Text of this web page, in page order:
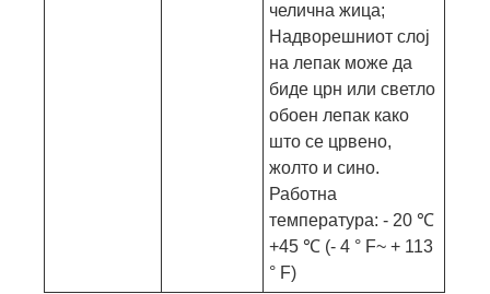
челична жица;
Надворешниот слој
на лепак може да
биде црн или светло
обоен лепак како
што се црвено,
жолто и сино.
Работна
температура: - 20 ℃
+45 ℃ (- 4 ° F~ + 113
° F)